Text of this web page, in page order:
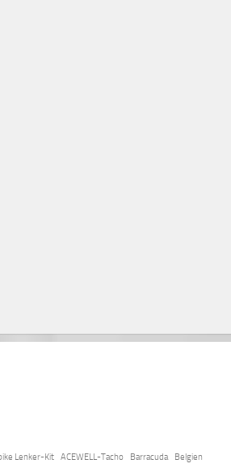
Lenker-Kit ACEWELL-Tacho Barracuda
Belgien